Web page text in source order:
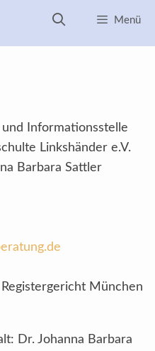
Menü
Informationsstelle
Linkshänder e.V.
Barbara Sattler
München
Dr. Johanna Barbara